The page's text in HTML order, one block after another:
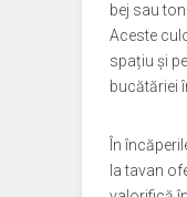
bej sau
Aceste
spațiu și
bucătăriei
În
la tavan